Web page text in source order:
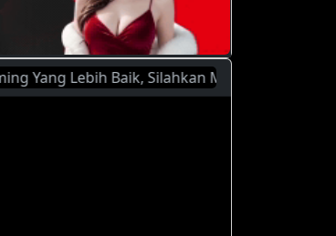
Lebih Baik, Silahkan Menggunakan